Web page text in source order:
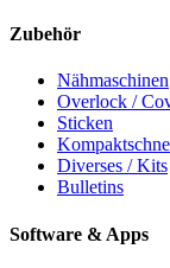
Zubehör
Nähmaschinen
Overlock /
Sticken
Diverses / Kits
Bulletins
Software & Apps